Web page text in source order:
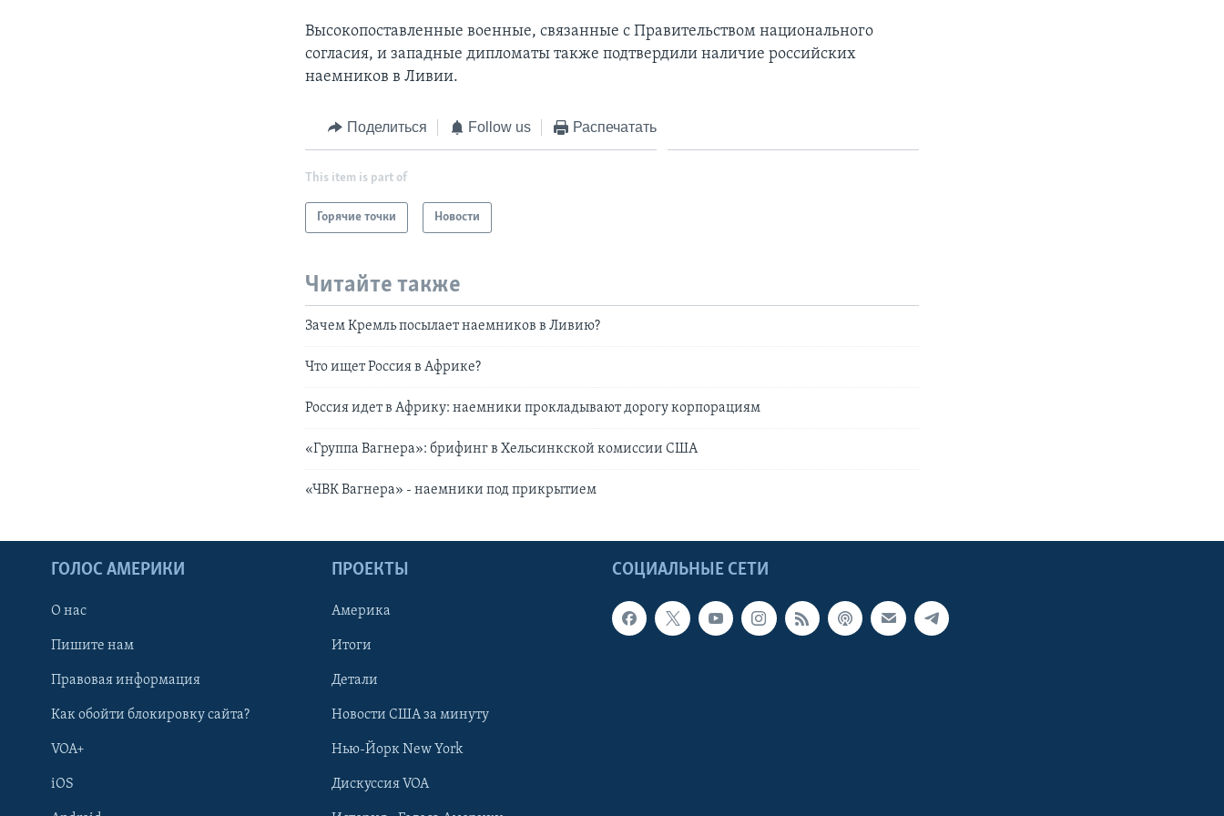
Высокопоставленные военные, связанные с Правительством национального
согласия, и западные дипломаты также подтвердили наличие российских
наемников в Ливии.
Поделиться Follow us Распечатать
This item is part of
Горячие точки Новости
Читайте также
Зачем Кремль посылает наемников в Ливию?
Что ищет Россия в Африке?
Россия идет в Африку: наемники прокладывают дорогу корпорациям
«Группа Вагнера»: брифинг в Хельсинкской комиссии США
«ЧВК Вагнера» - наемники под прикрытием
СОЦИАЛЬНЫЕ СЕТИ
ГОЛОС АМЕРИКИ
О нас
Пишите нам
Правовая информация
Как обойти блокировку сайта?
VOA+
iOS
ПРОЕКТЫ
Америка
Итоги
Детали
Новости США за минуту
Нью-Йорк New York
Дискуссия VOA